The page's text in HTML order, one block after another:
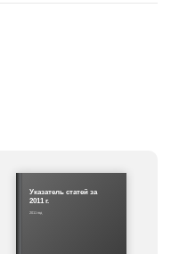
Указатель статей за
2011 г.
2011 год